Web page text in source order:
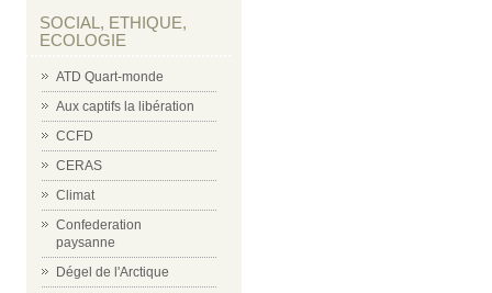
SOCIAL, ETHIQUE,
ECOLOGIE
ATD Quart-monde
Aux captifs la libération
CCFD
CERAS
Climat
Confederation
paysanne
Dégel de l'Arctique